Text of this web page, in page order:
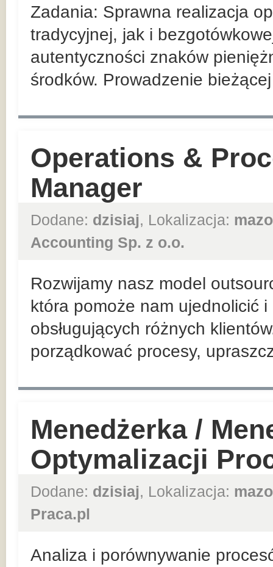
Zadania: Sprawna realizacja
tradycyjnej, jak i
autentyczności znaków
środków. Prowadzenie
Operations &
Manager
Dodane: dzisiaj, Lokalizacja:
Accounting Sp. z o.o.
Rozwijamy nasz model
która pomoże nam ujednolicić
obsługujących różnych
porządkować procesy,
Menedżerka /
Optymalizacji
Dodane: dzisiaj, Lokalizacja:
Praca.pl
Analiza i porównywanie